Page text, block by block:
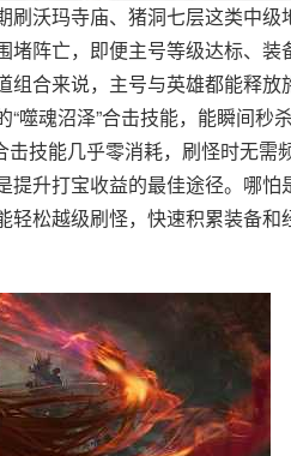
刷沃玛寺庙、猪洞七层这类中级
堵阵亡，即便主号等级达标、装
组合来说，主号与英雄都能释放
噬魂沼泽”合击技能，能瞬间秒
技能几乎零消耗，刷怪时无需
提升打宝收益的最佳途径。哪怕
轻松越级刷怪，快速积累装备和